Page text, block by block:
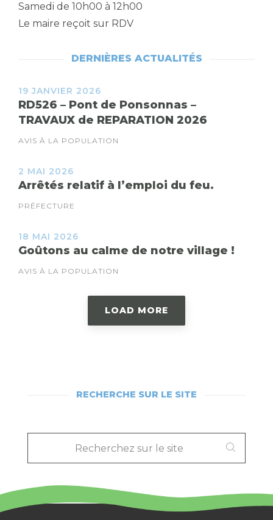
Samedi de 10h00 à 12h00
Le maire reçoit sur RDV
DERNIÈRES ACTUALITÉS
19 JANVIER 2026
RD526 – Pont de Ponsonnas –
TRAVAUX de REPARATION 2026
AVIS À LA POPULATION
2 MAI 2026
Arrêtés relatif à l’emploi du feu.
PRÉFECTURE
18 MAI 2026
Goûtons au calme de notre village !
AVIS À LA POPULATION
LOAD MORE
RECHERCHE SUR LE SITE
RECHERCHEZ
LE
SITE